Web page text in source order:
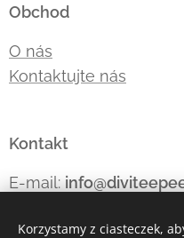
Obchod
O nás
Kontaktujte nás
Kontakt
E-mail:
Korzystamy z ciasteczek,